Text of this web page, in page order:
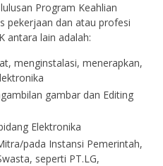
Program Keahlian
pekerjaan dan atau profesi
antara lain adalah:
menginstalasi, menerapkan,
gambar dan Editing
Elektronika
pada Instansi Pemerintah,
seperti PT.LG,